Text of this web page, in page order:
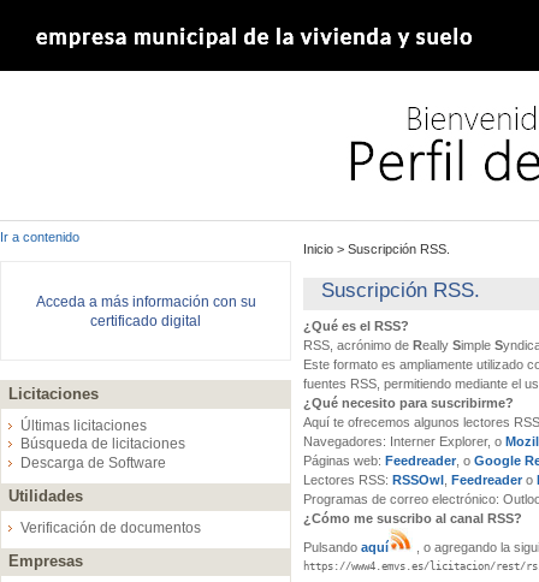
Ir a contenido
Acceda a más información con su
certificado digital
Licitaciones
Últimas licitaciones
Búsqueda de licitaciones
Descarga de Software
Utilidades
Verificación de documentos
Empresas
Inicio > Suscripción RSS.
Suscripción RSS.
¿Qué es el RSS?
RSS, acrónimo de Really Simple S
Este formato es ampliamente utilizado
fuentes RSS, permitiendo mediante el
¿Qué necesito para suscribirme?
Aquí te ofrecemos algunos lectores
Navegadores: Interner Explorer, o
Páginas web: Feedreader , o Google
Lectores RSS: RSSOwl Feedreader o
Programas de correo electrónico:
¿Cómo me suscribo al canal RSS?
Pulsando aquí , o agregando la
https://www4.emvs.es/licitacion/rest/